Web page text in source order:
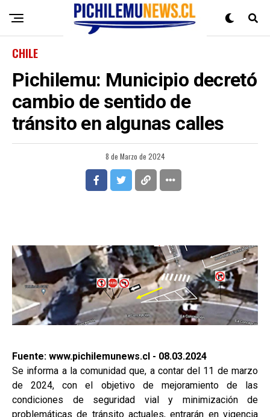
CHILE
Pichilemu: Municipio decretó
cambio de sentido de
tránsito en algunas calles
8 de Marzo de 2024
Fuente: www.pichilemunews.cl - 08.03.2024
Se informa a la comunidad que, a contar del 11 de marzo
de 2024, con el objetivo de mejoramiento de las
condiciones de seguridad vial y minimización de
problemáticas de tránsito actuales, entrarán en vigencia